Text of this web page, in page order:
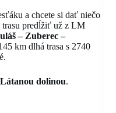
a chcete si dať niečo
trasu predĺžiť už z LM
– Zuberec –
km dlhá trasa s 2740
dolinou.